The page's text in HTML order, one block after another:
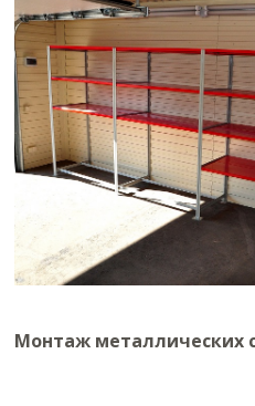
Монтаж металлических